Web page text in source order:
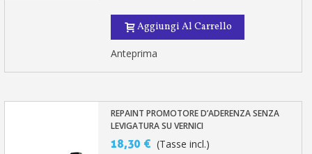
Aggiungi Al Carrello
Anteprima
REPAINT PROMOTORE D’ADERENZA SENZA
LEVIGATURA SU VERNICI
18,30 € (Tasse incl.)